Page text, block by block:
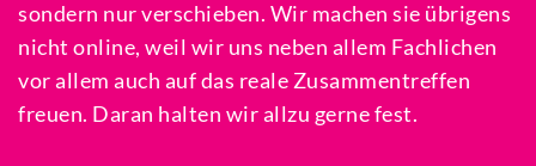
sondern nur verschieben. Wir machen sie übrigens
nicht online, weil wir uns neben allem Fachlichen
vor allem auch auf das reale Zusammentreffen
freuen. Daran halten wir allzu gerne fest.